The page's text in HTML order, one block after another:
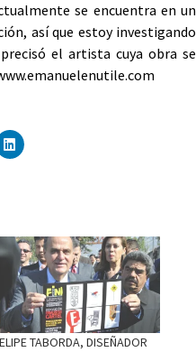
se encuentra en un
así que estoy investigando
el artista cuya obra se
TABORDA, DISEÑADOR